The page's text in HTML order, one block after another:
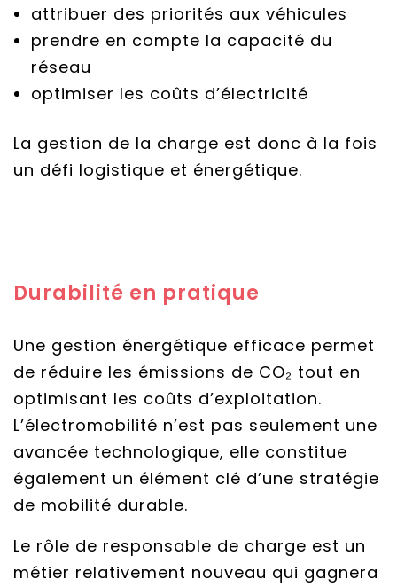
attribuer des priorités aux véhicules
prendre en compte la capacité du
réseau
optimiser les coûts d’électricité
La gestion de la charge est donc à la fois
un défi logistique et énergétique.
Durabilité en pratique
Une gestion énergétique efficace permet
de réduire les émissions de CO₂ tout en
optimisant les coûts d’exploitation.
L’électromobilité n’est pas seulement une
avancée technologique, elle constitue
également un élément clé d’une stratégie
de mobilité durable.
Le rôle de responsable de charge est un
métier relativement nouveau qui gagnera